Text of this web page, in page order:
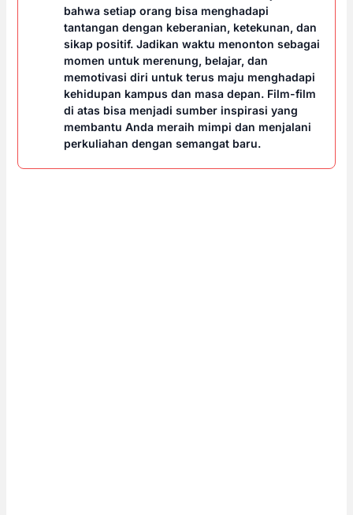
bahwa setiap orang bisa menghadapi
tantangan dengan keberanian, ketekunan, dan
sikap positif. Jadikan waktu menonton sebagai
momen untuk merenung, belajar, dan
memotivasi diri untuk terus maju menghadapi
kehidupan kampus dan masa depan. Film-film
di atas bisa menjadi sumber inspirasi yang
membantu Anda meraih mimpi dan menjalani
perkuliahan dengan semangat baru.